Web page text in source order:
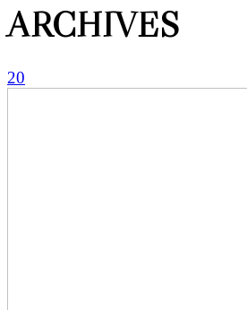
ARCHIVES
20